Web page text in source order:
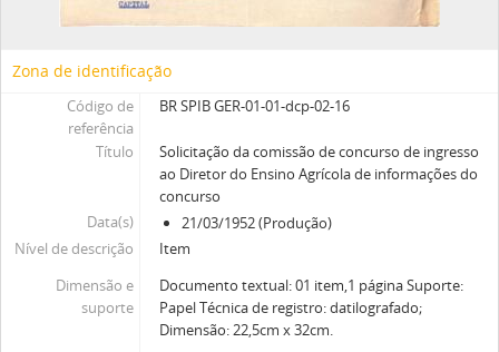
Zona de identificação
Código de
referência
BR SPIB GER-01-01-dcp-02-16
Título
Solicitação da comissão de concurso de ingresso
ao Diretor do Ensino Agrícola de informações do
concurso
Data(s)
21/03/1952 (Produção)
Nível de descrição
Item
Dimensão e
suporte
Documento textual: 01 item,1 página Suporte:
Papel Técnica de registro: datilografado;
Dimensão: 22,5cm x 32cm.